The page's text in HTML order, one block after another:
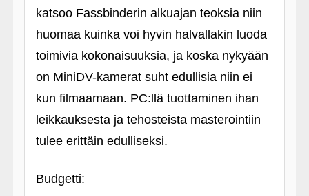
katsoo Fassbinderin alkuajan teoksia niin
huomaa kuinka voi hyvin halvallakin luoda
toimivia kokonaisuuksia, ja koska nykyään
on MiniDV-kamerat suht edullisia niin ei
kun filmaamaan. PC:llä tuottaminen ihan
leikkauksesta ja tehosteista masterointiin
tulee erittäin edulliseksi.
Budgetti: